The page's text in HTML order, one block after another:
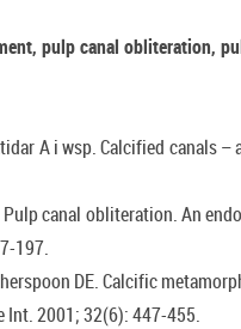
pulp canal obliteration,
A i wsp. Calcified canals
Pulp canal obliteration. An
197.
DE. Calcific
Int. 2001; 32(6): 447-455.